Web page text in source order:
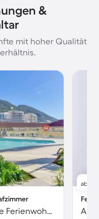
&
mit hoher Qualität
Familienfreundliche schöne Ferienwohnung mit Pool | Perfekt für die Arbeit von Zuhause | Haustiere erlaubt
ab